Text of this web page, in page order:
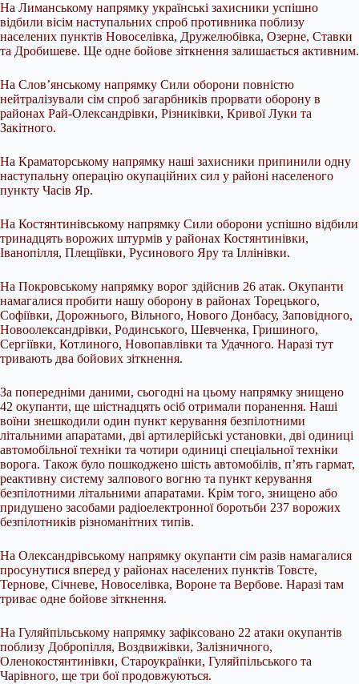
На Лиманському напрямку українські захисники успішно
відбили вісім наступальних спроб противника поблизу
населених пунктів Новоселівка, Дружелюбівка, Озерне, Ставки
та Дробишеве. Ще одне бойове зіткнення залишається активним.
На Слов’янському напрямку Сили оборони повністю
нейтралізували сім спроб загарбників прорвати оборону в
районах Рай-Олександрівки, Різниківки, Кривої Луки та
Закітного.
На Краматорському напрямку наші захисники припинили одну
наступальну операцію окупаційних сил у районі населеного
пункту Часів Яр.
На Костянтинівському напрямку Сили оборони успішно відбили
тринадцять ворожих штурмів у районах Костянтинівки,
Іванопілля, Плещіївки, Русинового Яру та Іллінівки.
На Покровському напрямку ворог здійснив 26 атак. Окупанти
намагалися пробити нашу оборону в районах Торецького,
Софіївки, Дорожнього, Вільного, Нового Донбасу, Заповідного,
Новоолександрівки, Родинського, Шевченка, Гришиного,
Сергіївки, Котлиного, Новопавлівки та Удачного. Наразі тут
тривають два бойових зіткнення.
За попередніми даними, сьогодні на цьому напрямку знищено
42 окупанти, ще шістнадцять осіб отримали поранення. Наші
воїни знешкодили один пункт керування безпілотними
літальними апаратами, дві артилерійські установки, дві одиниці
автомобільної техніки та чотири одиниці спеціальної техніки
ворога. Також було пошкоджено шість автомобілів, п’ять гармат,
реактивну систему залпового вогню та пункт керування
безпілотними літальними апаратами. Крім того, знищено або
придушено засобами радіоелектронної боротьби 237 ворожих
безпілотників різноманітних типів.
На Олександрівському напрямку окупанти сім разів намагалися
просунутися вперед у районах населених пунктів Товсте,
Тернове, Січневе, Новоселівка, Вороне та Вербове. Наразі там
триває одне бойове зіткнення.
На Гуляйпільському напрямку зафіксовано 22 атаки окупантів
поблизу Добропілля, Воздвижівки, Залізничного,
Оленокостянтинівки, Староукраїнки, Гуляйпільського та
Чарівного, ще три бої продовжуються.